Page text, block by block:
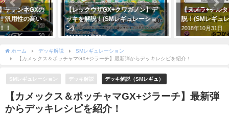
デデンネGXの
汎用性の高い
！
【レックウザGX+クワガノン】デ
ッキを解説！(SMレギュレーショ
ン)
2018年11月29日
【ヌメラ+チル
説！(SMレギュ
2018年10月31日
ホーム デッキ解説
SMレギュレーション
【カメックス＆ポッチャマGX+ジラーチ】最新弾からデッキレシピを紹介！
SMレギュレーション デッキ解説 デッキ解説（SMレギュ）
【カメックス＆ポッチャマGX+ジラーチ】最新弾
からデッキレシピを紹介！